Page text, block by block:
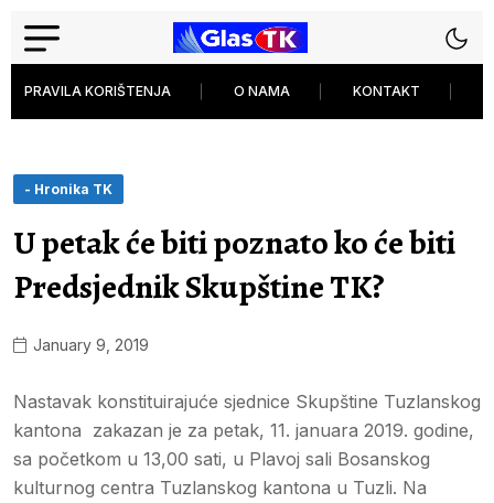
PRAVILA KORIŠTENJA O NAMA KONTAKT
- Hronika TK
U petak će biti poznato ko će biti
Predsjednik Skupštine TK?
January 9, 2019
Nastavak konstituirajuće sjednice Skupštine Tuzlanskog
kantona zakazan je za petak, 11. januara 2019. godine,
sa početkom u 13,00 sati, u Plavoj sali Bosanskog
kulturnog centra Tuzlanskog kantona u Tuzli. Na